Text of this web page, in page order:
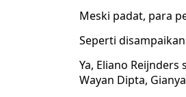
Meski padat, para
Seperti
Ya, Eliano
Wayan Dipta,